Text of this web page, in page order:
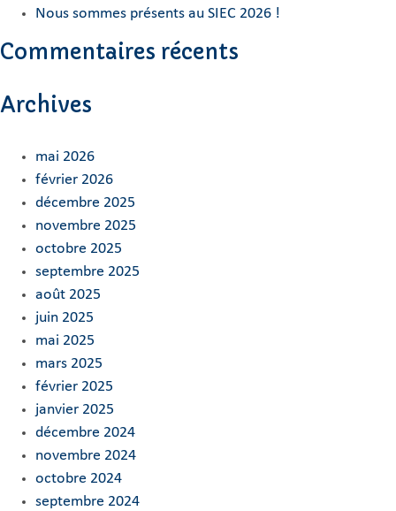
Nous sommes présents au SIEC 2026 !
Commentaires récents
Archives
mai 2026
février 2026
décembre 2025
novembre 2025
octobre 2025
septembre 2025
août 2025
juin 2025
mai 2025
mars 2025
février 2025
janvier 2025
décembre 2024
novembre 2024
octobre 2024
septembre 2024